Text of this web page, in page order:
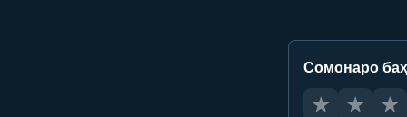
Сомонаро
★ ★ ★